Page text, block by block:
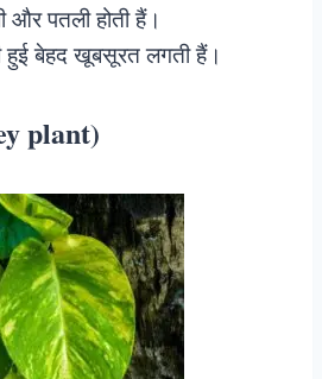
और पतली होती हैं।
हुई बेहद खूबसूरत लगती हैं।
plant)